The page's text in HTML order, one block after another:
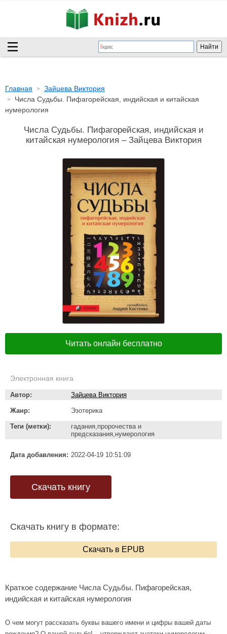
Главная
Зайцева Виктория
Числа Судьбы. Пифагорейская, индийская и китайская
нумерология
Числа Судьбы. Пифагорейская, индийская и
китайская нумерология – Зайцева Виктория
Читать онлайн бесплатно
Электронная книга
Автор: Зайцева Виктория
Жанр: Эзотерика
Теги (метки):
гадания,пророчества и
предсказания,нумерология
Дата добавления: 2022-04-19 10:51:09
Скачать книгу
Скачать книгу в формате:
Скачать в EPUB
Краткое содержание Числа Судьбы. Пифагорейская,
индийская и китайская нумерология
О чем могут рассказать буквы вашего имени и цифры вашей даты